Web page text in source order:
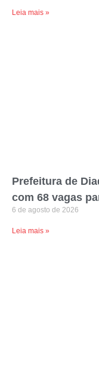
Leia mais »
Prefeitura de
com 68 vagas
6 de agosto de 2026
Leia mais »